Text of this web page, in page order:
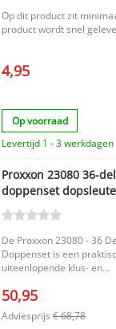
Op dit product zit
product wordt snel
4,95
Op voorraad
Levertijd 1 - 3 werkdagen
Proxxon 23080 36-
doppenset
De Proxxon 23080 - 36
Doppenset is een
uiteenlopende klus- en
deze set een complete
merk Proxxon. Belangrijkste voordelen Complete
50,95
Adviesprijs € 68,78